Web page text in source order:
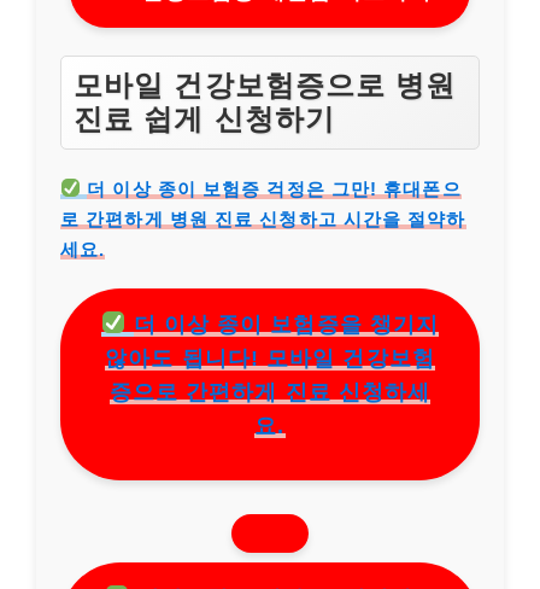
모바일 건강보험증으로 병원
진료 쉽게 신청하기
더 이상 종이 보험증 걱정은 그만! 휴대폰으
로 간편하게 병원 진료 신청하고 시간을 절약하
세요.
더 이상 종이 보험증을 챙기지
않아도 됩니다! 모바일 건강보험
증으로 간편하게 진료 신청하세
요.